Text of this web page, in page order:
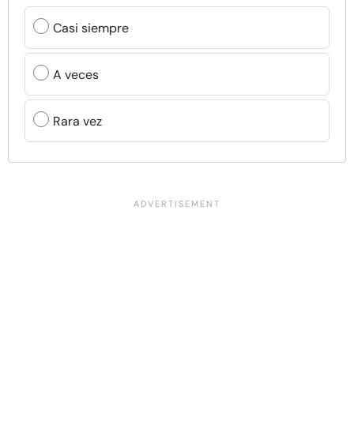
Casi siempre
A veces
Rara vez